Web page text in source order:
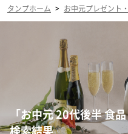
タンプホーム > お中元プレゼント
「お中元 20代後半 食
検索結果